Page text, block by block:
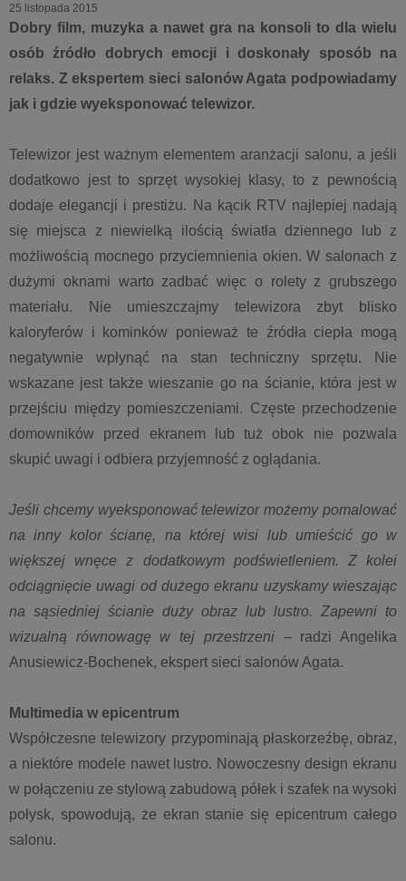
25 listopada 2015
Dobry film, muzyka a nawet gra na konsoli to dla wielu
osób źródło dobrych emocji i doskonały sposób na
relaks. Z ekspertem sieci salonów Agata podpowiadamy
jak i gdzie wyeksponować telewizor.
Telewizor jest ważnym elementem aranżacji salonu, a jeśli
dodatkowo jest to sprzęt wysokiej klasy, to z pewnością
dodaje elegancji i prestiżu. Na kącik RTV najlepiej nadają
się miejsca z niewielką ilością światła dziennego lub z
możliwością mocnego przyciemnienia okien. W salonach z
dużymi oknami warto zadbać więc o rolety z grubszego
materiału. Nie umieszczajmy telewizora zbyt blisko
kaloryferów i kominków ponieważ te źródła ciepła mogą
negatywnie wpłynąć na stan techniczny sprzętu. Nie
wskazane jest także wieszanie go na ścianie, która jest w
przejściu między pomieszczeniami. Częste przechodzenie
domowników przed ekranem lub tuż obok nie pozwala
skupić uwagi i odbiera przyjemność z oglądania.
Jeśli chcemy wyeksponować telewizor możemy pomalować
na inny kolor ścianę, na której wisi lub umieścić go w
większej wnęce z dodatkowym podświetleniem. Z kolei
odciągnięcie uwagi od dużego ekranu uzyskamy wieszając
na sąsiedniej ścianie duży obraz lub lustro. Zapewni to
wizualną równowagę w tej przestrzeni– radzi Angelika
Anusiewicz-Bochenek, ekspert sieci salonów Agata.
Multimedia w epicentrum
Współczesne telewizory przypominają płaskorzeźbę, obraz,
a niektóre modele nawet lustro. Nowoczesny design ekranu
w połączeniu ze stylową zabudową półek i szafek na wysoki
połysk, spowodują, że ekran stanie się epicentrum całego
salonu.